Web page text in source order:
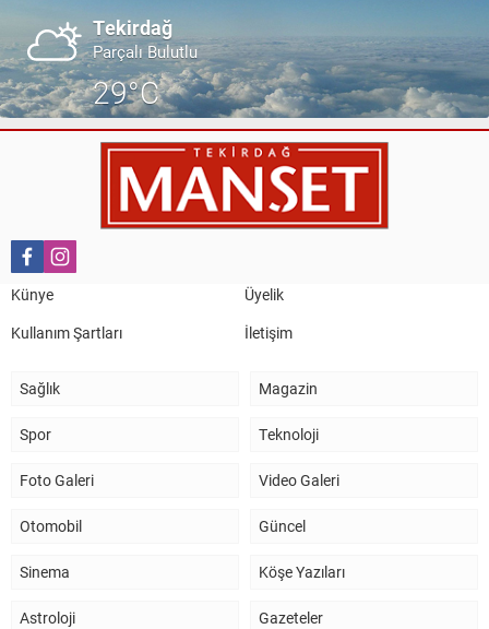
Tekirdağ
Parçalı Bulutlu
29°C
Künye
Üyelik
Kullanım Şartları
İletişim
Sağlık Magazin
Spor Teknoloji
Foto Galeri Video Galeri
Otomobil Güncel
Sinema Köşe Yazıları
Astroloji Gazeteler